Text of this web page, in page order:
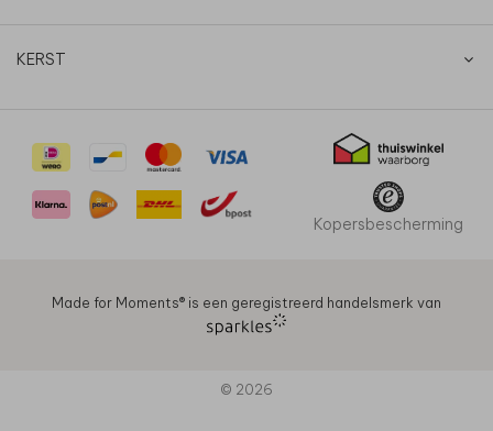
KERST
Kopersbescherming
Made for Moments®️ is een geregistreerd handelsmerk van
© 2026